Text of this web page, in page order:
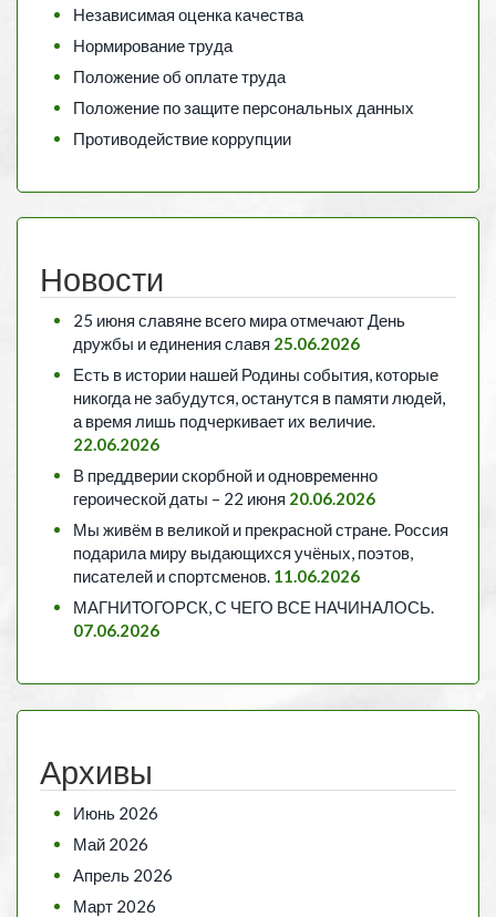
Независимая оценка качества
Нормирование труда
Положение об оплате труда
Положение по защите персональных данных
Противодействие коррупции
Новости
25 июня славяне всего мира отмечают День
дружбы и единения славя 25.06.2026
Есть в истории нашей Родины события, которые
никогда не забудутся, останутся в памяти людей,
а время лишь подчеркивает их величие.
22.06.2026
В преддверии скорбной и одновременно
героической даты – 22 июня 20.06.2026
Мы живём в великой и прекрасной стране. Россия
подарила миру выдающихся учёных, поэтов,
писателей и спортсменов. 11.06.2026
МАГНИТОГОРСК, С ЧЕГО ВСЕ НАЧИНАЛОСЬ.
07.06.2026
Архивы
Июнь 2026
Май 2026
Апрель 2026
Март 2026